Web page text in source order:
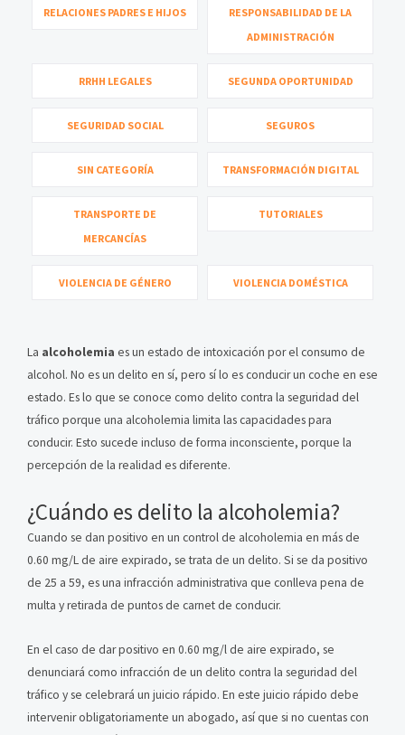
RELACIONES PADRES E HIJOS
RESPONSABILIDAD DE LA
ADMINISTRACIÓN
RRHH LEGALES SEGUNDA OPORTUNIDAD
SEGURIDAD SOCIAL SEGUROS
SIN CATEGORÍA TRANSFORMACIÓN DIGITAL
TRANSPORTE DE
MERCANCÍAS
TUTORIALES
VIOLENCIA DE GÉNERO VIOLENCIA DOMÉSTICA
La alcoholemia es un estado de intoxicación por el consumo de
alcohol. No es un delito en sí, pero sí lo es conducir un coche en ese
estado. Es lo que se conoce como delito contra la seguridad del
tráfico porque una alcoholemia limita las capacidades para
conducir. Esto sucede incluso de forma inconsciente, porque la
percepción de la realidad es diferente.
¿Cuándo es delito la alcoholemia?
Cuando se dan positivo en un control de alcoholemia en más de
0.60 mg/L de aire expirado, se trata de un delito. Si se da positivo
de 25 a 59, es una infracción administrativa que conlleva pena de
multa y retirada de puntos de carnet de conducir.
En el caso de dar positivo en 0.60 mg/l de aire expirado, se
denunciará como infracción de un delito contra la seguridad del
tráfico y se celebrará un juicio rápido. En este juicio rápido debe
intervenir obligatoriamente un abogado, así que si no cuentas con